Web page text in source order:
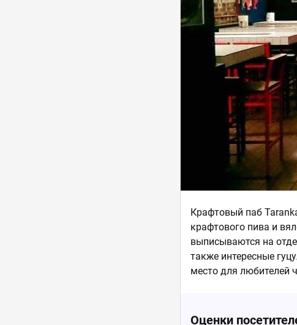
Крафтовый паб
крафтового пива и
выписываются на
также интересные
место для любителей
Оценки